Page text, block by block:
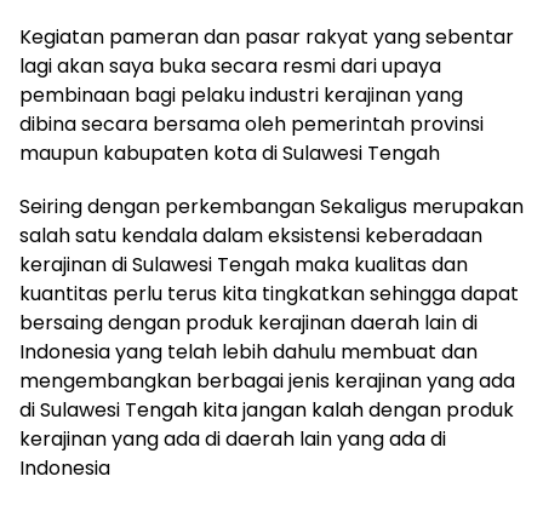
Kegiatan pameran dan pasar rakyat yang sebentar
lagi akan saya buka secara resmi dari upaya
pembinaan bagi pelaku industri kerajinan yang
dibina secara bersama oleh pemerintah provinsi
maupun kabupaten kota di Sulawesi Tengah
Seiring dengan perkembangan Sekaligus merupakan
salah satu kendala dalam eksistensi keberadaan
kerajinan di Sulawesi Tengah maka kualitas dan
kuantitas perlu terus kita tingkatkan sehingga dapat
bersaing dengan produk kerajinan daerah lain di
Indonesia yang telah lebih dahulu membuat dan
mengembangkan berbagai jenis kerajinan yang ada
di Sulawesi Tengah kita jangan kalah dengan produk
kerajinan yang ada di daerah lain yang ada di
Indonesia